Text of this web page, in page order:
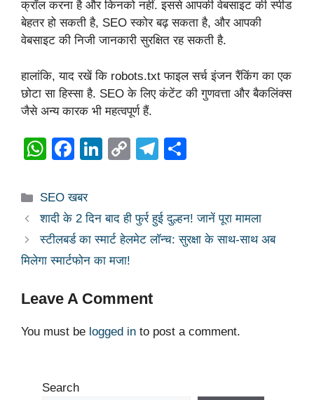
क्रॉल करना है और किनको नहीं. इससे आपकी वेबसाइट की स्पीड
बेहतर हो सकती है, SEO स्कोर बढ़ सकता है, और आपकी
वेबसाइट की निजी जानकारी सुरक्षित रह सकती है.
हालांकि, याद रखें कि robots.txt फाइल सर्च इंजन रैंकिंग का एक
छोटा सा हिस्सा है. SEO के लिए कंटेंट की गुणवत्ता और बैकलिंक्स
जैसे अन्य कारक भी महत्वपूर्ण हैं.
W
at
s
A
p
F
c
e
b
o
k
Li
e
dI
n
C
y
Li
T
gr
a
e
Categories
SEO खबर
शादी के 2 दिन बाद ही फुर्र हुई दुल्हन! जानें पूरा मामला
स्टीलबर्ड का स्मार्ट हेलमेट लॉन्च: सुरक्षा के साथ-साथ अब
मिलेगा स्मार्टफोन का मजा!
Leave A Comment
You must be logged in to post a comment.
Search